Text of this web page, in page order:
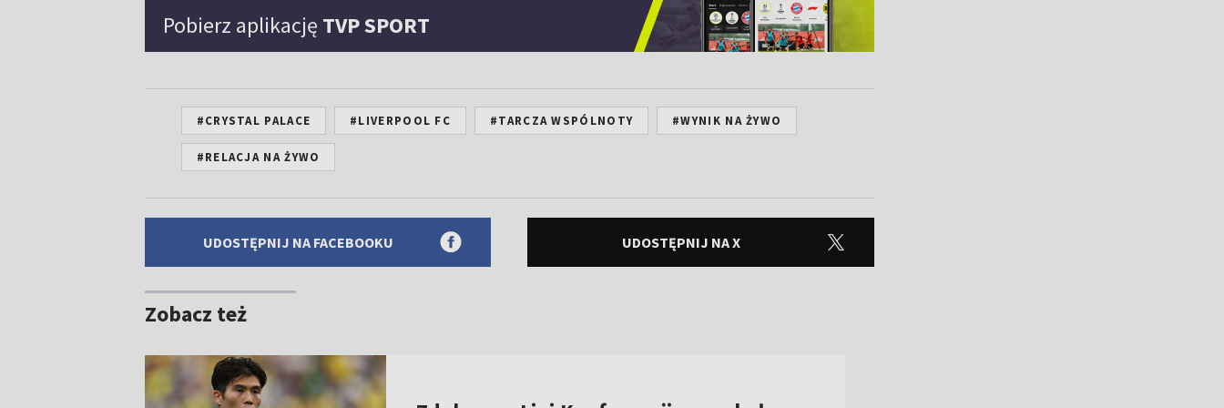
Pobierz aplikację TVP SPORT
#CRYSTAL PALACE #LIVERPOOL FC #TARCZA WSPÓLNOTY #WYNIK NA ŻYWO
#RELACJA NA ŻYWO
UDOSTĘPNIJ NA FACEBOOKU UDOSTĘPNIJ NA X
Zobacz też